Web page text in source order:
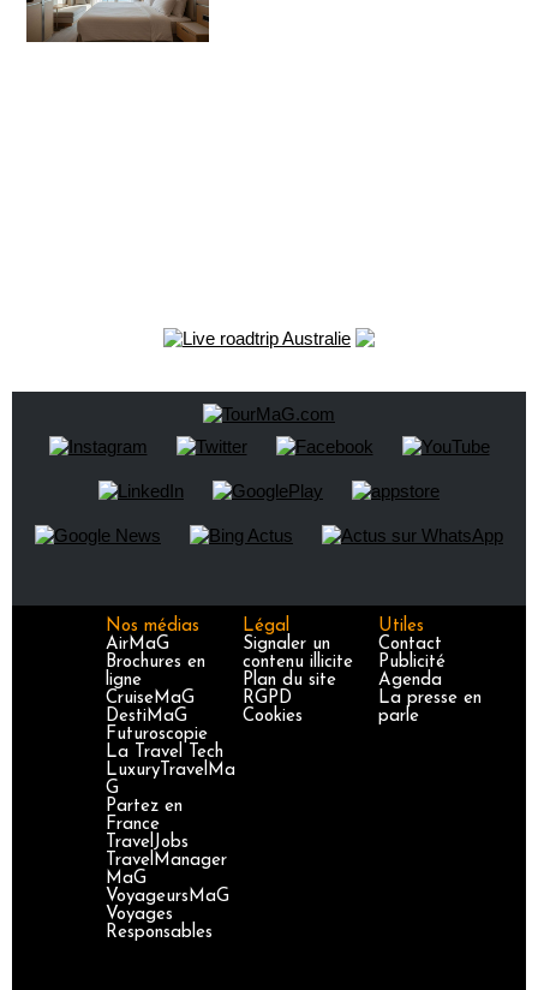
Nos médias
AirMaG
Brochures en
ligne
CruiseMaG
DestiMaG
Futuroscopie
La Travel Tech
LuxuryTravelMa
G
Partez en
France
TravelJobs
TravelManager
MaG
VoyageursMaG
Voyages
Responsables
Légal
Signaler un
contenu illicite
Plan du site
RGPD
Cookies
Utiles
Contact
Publicité
Agenda
La presse en
parle